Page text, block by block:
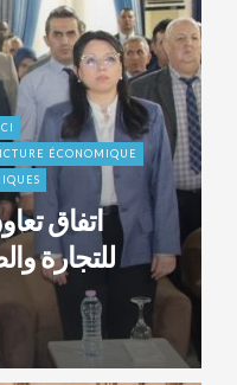
ÉCONOMIQUE
اتفاق
للتجارة